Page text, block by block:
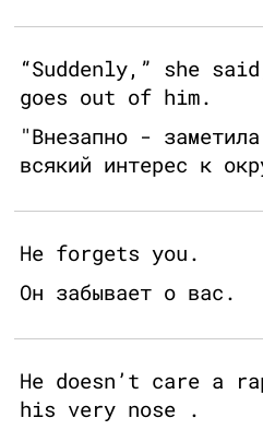
“Suddenly,” she
goes out of him.
"Внезапно -
всякий интерес к
He forgets you.
Он забывает о вас.
He doesn’t care a
his very nose .